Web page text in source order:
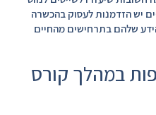
יש הזדמנות לעסוק בהכשרה
שלהם בתרחישים מהחיים
במהלך קורס